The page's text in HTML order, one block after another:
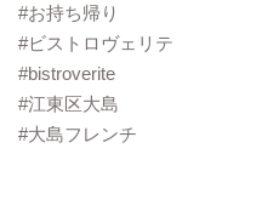
#お持ち帰り
#ビストロヴェリテ
#bistroverite
#江東区大島
#大島フレンチ